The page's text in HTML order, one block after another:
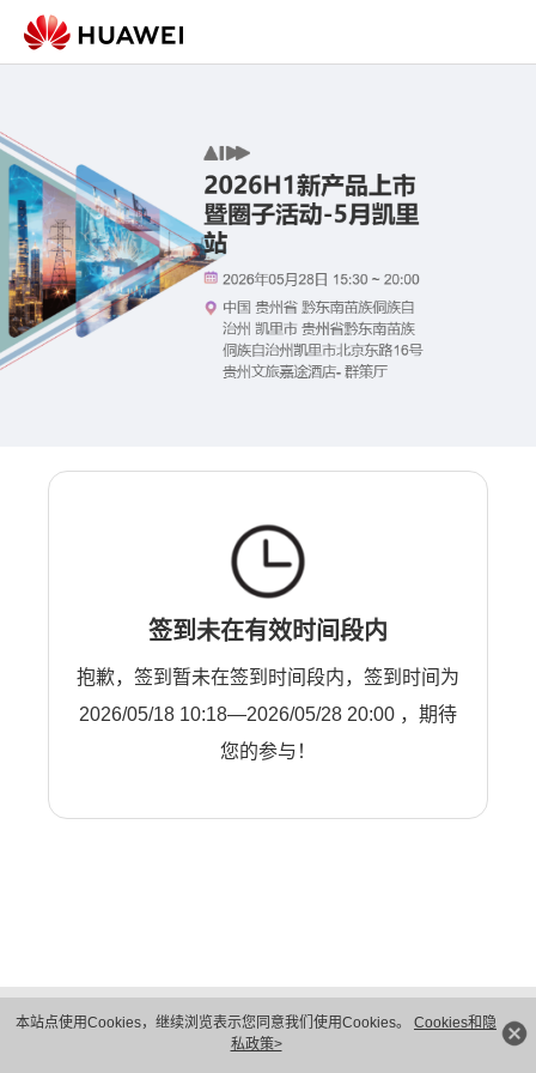
本站点使用Cookies，继续浏览表示您同意我们使用Cookies。 Cookies和隐
私政策>
签到未在有效时间段内
抱歉，签到暂未在签到时间段内，签到时间为
2026/05/18 10:18—2026/05/28 20:00 ，期待
您的参与！
隐私保护
法律声明